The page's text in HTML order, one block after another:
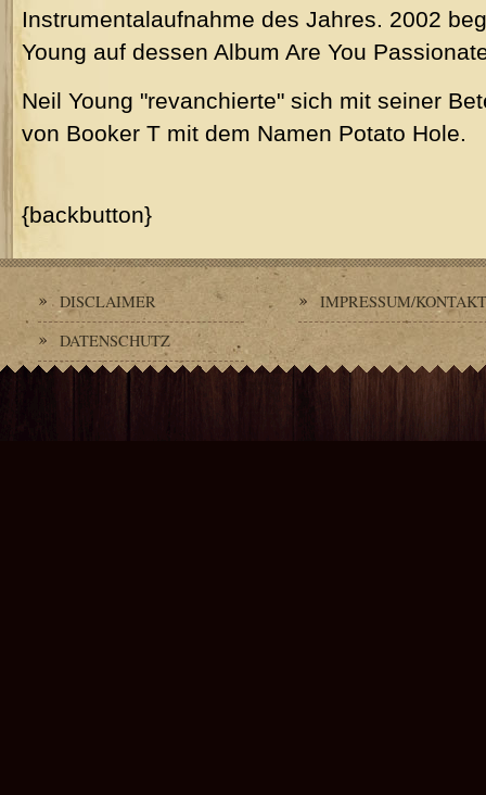
Instrumentalaufnahme des Jahres. 2002
Young auf dessen Album Are You
Neil Young "revanchierte" sich mit seiner
von Booker T mit dem Namen Potato Hole.
{backbutton}
DISCLAIMER
DATENSCHUTZ
IMPRESSUM/KONTAKT